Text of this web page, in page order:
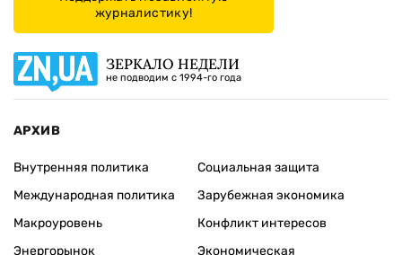
журналистику!
ЗЕРКАЛО НЕДЕЛИ
не подводим с 1994-го года
АРХИВ
Внутренняя политика
Международная политика
Макроуровень
Энергорынок
Социальная защита
Зарубежная экономика
Конфликт интересов
Экономическая